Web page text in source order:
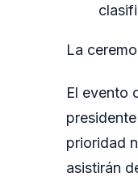
La
El evento
prioridad
asistirán